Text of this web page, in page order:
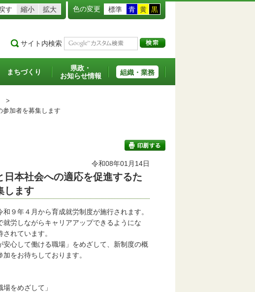
す 縮小 拡大 色の変更 標準 青 黄 黒
サイト内検索
まちづくり
県政・
お知らせ情報
組織・業務
>
加者を募集します
令和08年01月14日
本社会への適応を促進するた
します
９年４月から育成就労制度が施行されます。
労しながらキャリアアップできるようにな
されています。
心して働ける職場」をめざして、新制度の概
をお待ちしております。
をめざして」